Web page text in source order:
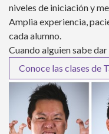
niveles de iniciación y
Amplia experiencia,
cada alumno.
Cuando alguien sabe dar
Conoce las clases de